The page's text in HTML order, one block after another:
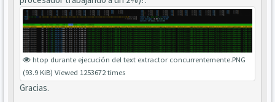
htop durante ejecución del text extractor concurrentemente.PNG
(93.9 KiB) Viewed 1253672 times
Gracias.